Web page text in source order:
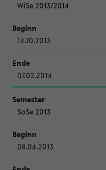
WiSe 2013/2014
14.10.2013
07.02.2014
SoSe 2013
08.04.2013